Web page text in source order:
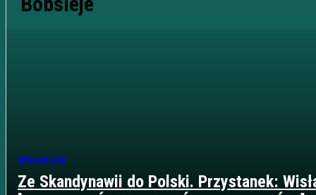
Wyróżnione
Ze Skandynawii do Polski. Przystanek: